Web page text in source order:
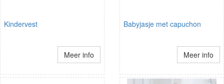
Kindervest
Meer info
Babyjasje met capuchon
Meer info